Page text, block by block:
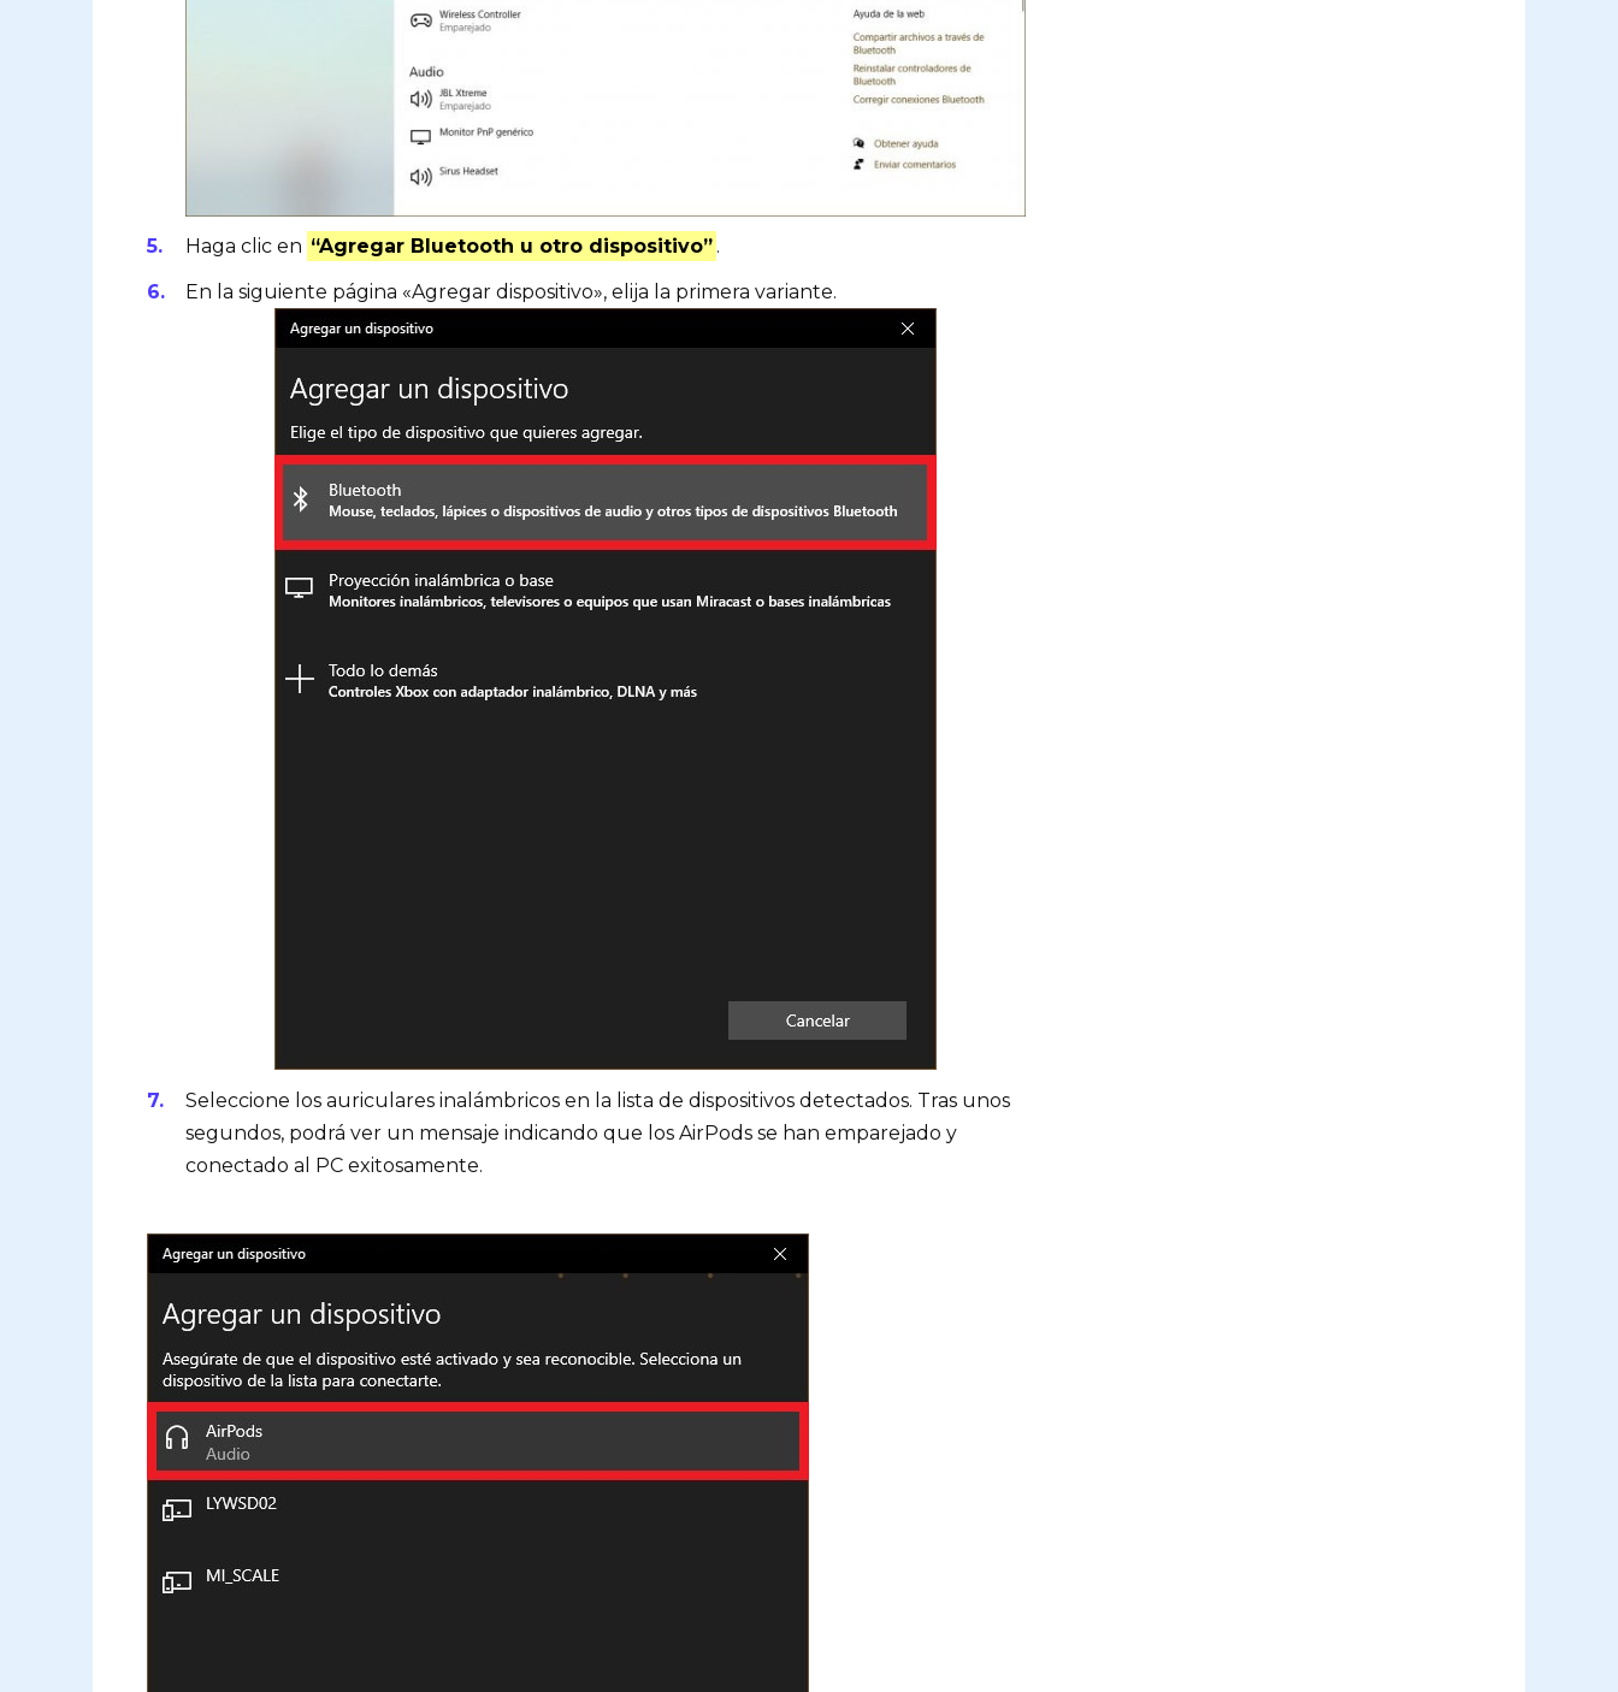
Haga clic en “Agregar Bluetooth u otro dispositivo” .
En la siguiente página «Agregar dispositivo», elija la primera variante.
Seleccione los auriculares inalámbricos en la lista de dispositivos detectados. Tras unos
segundos, podrá ver un mensaje indicando que los AirPods se han emparejado y
conectado al PC exitosamente.